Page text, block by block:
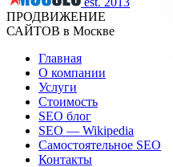
ПРОДВИЖЕНИЕ
САЙТОВ в Москве
Главная
О компании
Услуги
Стоимость
SEO блог
SEO — Wikipedia
Самостоятельное SEO
Контакты